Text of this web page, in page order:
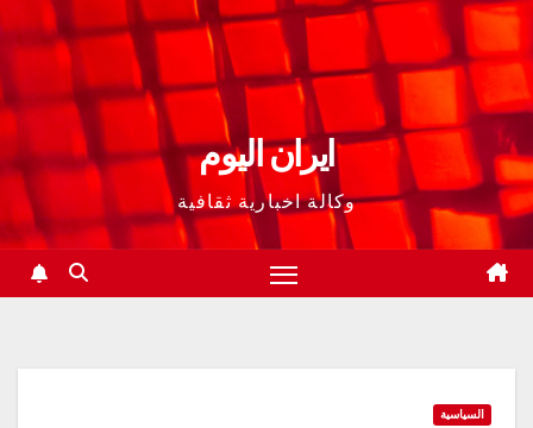
ايران اليوم
وكالة اخبارية ثقافية
السياسية